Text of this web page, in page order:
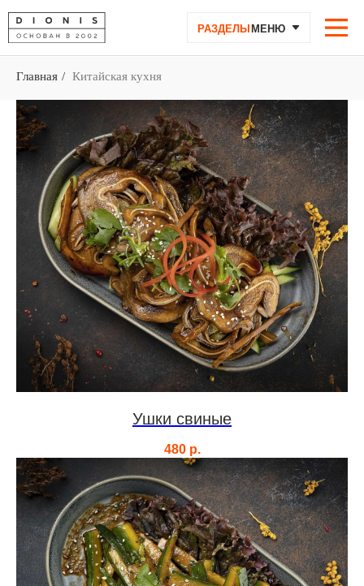
РАЗДЕЛЫ МЕНЮ
Главная / Китайская кухня
Ушки свиные
480 р.